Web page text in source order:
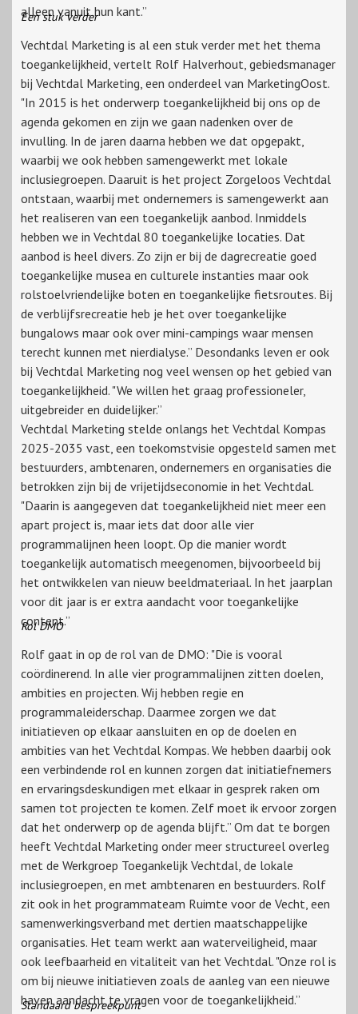
alleen vanuit hun kant.”
Een stuk verder
Vechtdal Marketing is al een stuk verder met het thema
toegankelijkheid, vertelt Rolf Halverhout, gebiedsmanager
bij Vechtdal Marketing, een onderdeel van MarketingOost.
"In 2015 is het onderwerp toegankelijkheid bij ons op de
agenda gekomen en zijn we gaan nadenken over de
invulling. In de jaren daarna hebben we dat opgepakt,
waarbij we ook hebben samengewerkt met lokale
inclusiegroepen. Daaruit is het project Zorgeloos Vechtdal
ontstaan, waarbij met ondernemers is samengewerkt aan
het realiseren van een toegankelijk aanbod. Inmiddels
hebben we in Vechtdal 80 toegankelijke locaties. Dat
aanbod is heel divers. Zo zijn er bij de dagrecreatie goed
toegankelijke musea en culturele instanties maar ook
rolstoelvriendelijke boten en toegankelijke fietsroutes. Bij
de verblijfsrecreatie heb je het over toegankelijke
bungalows maar ook over mini-campings waar mensen
terecht kunnen met nierdialyse.” Desondanks leven er ook
bij Vechtdal Marketing nog veel wensen op het gebied van
toegankelijkheid. "We willen het graag professioneler,
uitgebreider en duidelijker.”
Vechtdal Marketing stelde onlangs het Vechtdal Kompas
2025-2035 vast, een toekomstvisie opgesteld samen met
bestuurders, ambtenaren, ondernemers en organisaties die
betrokken zijn bij de vrijetijdseconomie in het Vechtdal.
"Daarin is aangegeven dat toegankelijkheid niet meer een
apart project is, maar iets dat door alle vier
programmalijnen heen loopt. Op die manier wordt
toegankelijk automatisch meegenomen, bijvoorbeeld bij
het ontwikkelen van nieuw beeldmateriaal. In het jaarplan
voor dit jaar is er extra aandacht voor toegankelijke
content.”
Rol DMO
Rolf gaat in op de rol van de DMO: "Die is vooral
coördinerend. In alle vier programmalijnen zitten doelen,
ambities en projecten. Wij hebben regie en
programmaleiderschap. Daarmee zorgen we dat
initiatieven op elkaar aansluiten en op de doelen en
ambities van het Vechtdal Kompas. We hebben daarbij ook
een verbindende rol en kunnen zorgen dat initiatiefnemers
en ervaringsdeskundigen met elkaar in gesprek raken om
samen tot projecten te komen. Zelf moet ik ervoor zorgen
dat het onderwerp op de agenda blijft.” Om dat te borgen
heeft Vechtdal Marketing onder meer structureel overleg
met de Werkgroep Toegankelijk Vechtdal, de lokale
inclusiegroepen, en met ambtenaren en bestuurders. Rolf
zit ook in het programmateam Ruimte voor de Vecht, een
samenwerkingsverband met dertien maatschappelijke
organisaties. Het team werkt aan waterveiligheid, maar
ook leefbaarheid en vitaliteit van het Vechtdal. "Onze rol is
om bij nieuwe initiatieven zoals de aanleg van een nieuwe
haven aandacht te vragen voor de toegankelijkheid.”
Standaard bespreekpunt